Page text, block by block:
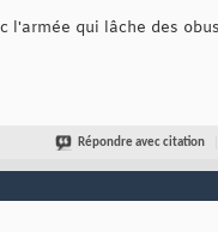
qui lâche des
Répondre avec citation